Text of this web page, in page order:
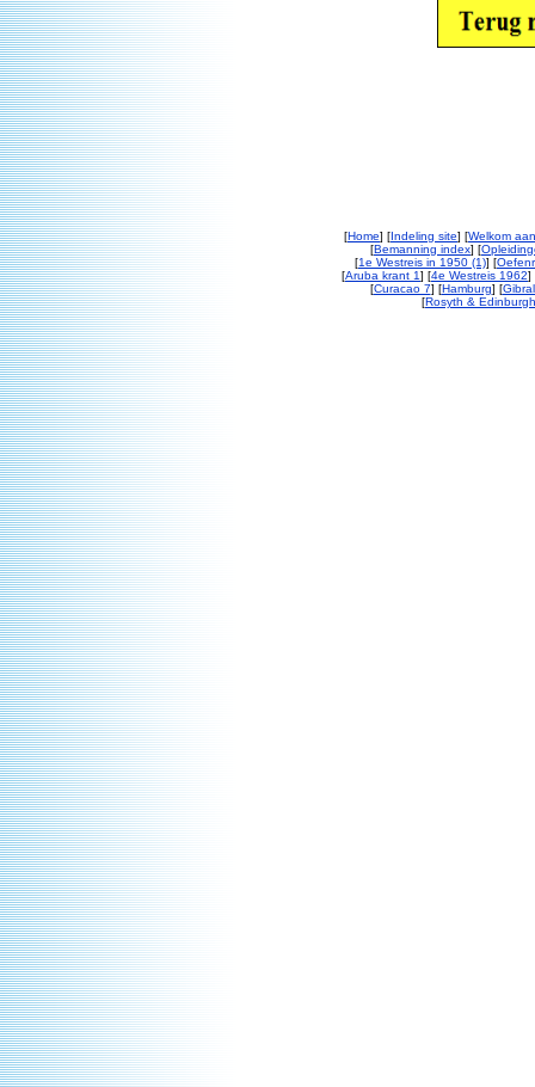
[Home] [Indeling site] [Welkom
[Bemanning index] [
[1e Westreis in 1950 (1)] [
[Aruba krant 1] [4e Westreis 1962]
[Curacao 7] [Hamburg] [
[Rosyth &